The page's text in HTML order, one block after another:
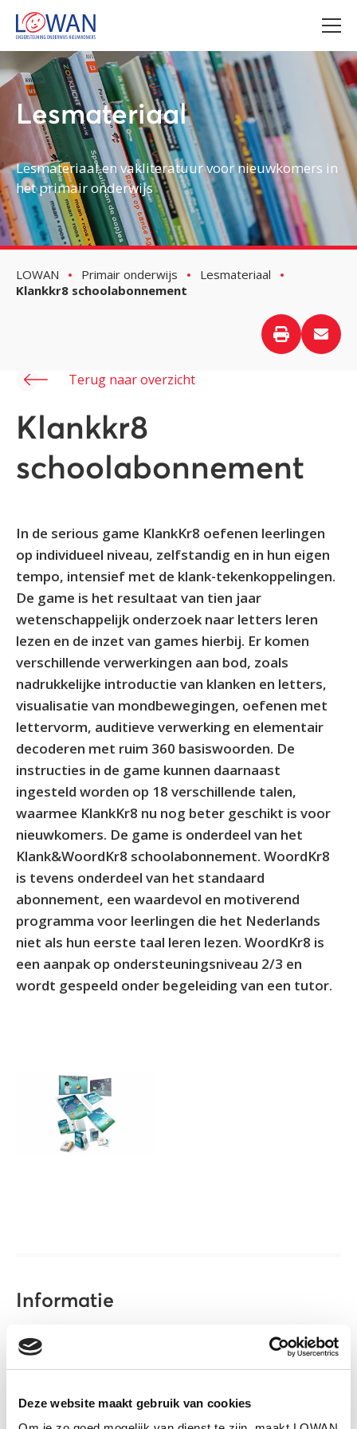
Deze website maakt gebruik van cookies
Lesmateriaal
Lesmateriaal en vakliteratuur voor nieuwkomers in
het primair onderwijs
LOWAN Primair onderwijs
Lesmateriaal
Klankkr8 schoolabonnement
Terug naar overzicht
Klankkr8
schoolabonnement
In de serious game KlankKr8 oefenen leerlingen
op individueel niveau, zelfstandig en in hun eigen
tempo, intensief met de klank-tekenkoppelingen.
De game is het resultaat van tien jaar
wetenschappelijk onderzoek naar letters leren
lezen en de inzet van games hierbij. Er komen
verschillende verwerkingen aan bod, zoals
nadrukkelijke introductie van klanken en letters,
visualisatie van mondbewegingen, oefenen met
lettervorm, auditieve verwerking en elementair
decoderen met ruim 360 basiswoorden. De
instructies in de game kunnen daarnaast
ingesteld worden op 18 verschillende talen,
waarmee KlankKr8 nu nog beter geschikt is voor
nieuwkomers. De game is onderdeel van het
Klank&WoordKr8 schoolabonnement. WoordKr8
is tevens onderdeel van het standaard
abonnement, een waardevol en motiverend
programma voor leerlingen die het Nederlands
niet als hun eerste taal leren lezen. WoordKr8 is
een aanpak op ondersteuningsniveau 2/3 en
wordt gespeeld onder begeleiding van een tutor.
Informatie
Auteur(s):
Sebastián Aravena, Jurgen Tijms,
Eva Frederica, Olivier Hokke, Bas Dado en